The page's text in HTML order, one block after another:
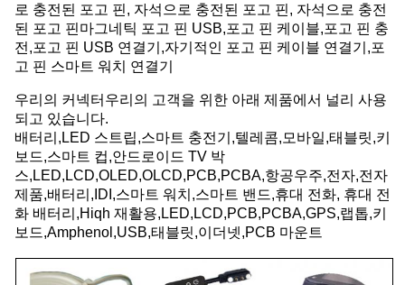
로 충전된 포고 핀, 자석으로 충전된 포고 핀, 자석으로 충전
된 포고 핀마그네틱 포고 핀 USB,포고 핀 케이블,포고 핀 충
전,포고 핀 USB 연결기,자기적인 포고 핀 케이블 연결기,포
고 핀 스마트 워치 연결기
우리의 커넥터 우리의 고객을 위한 아래 제품에서 널리 사용
되고 있습니다.
배터리,LED 스트립,스마트 충전기,텔레콤,모바일,태블릿,키
보드,스마트 컵,안드로이드 TV 박
스,LED,LCD,OLED,OLCD,PCB,PCBA,항공우주,전자,전자
제품,배터리,IDI,스마트 워치,스마트 밴드,휴대 전화, 휴대 전
화 배터리,Hiqh 재활용,LED,LCD,PCB,PCBA,GPS,랩톱,키
보드,Amphenol,USB,태블릿,이더넷,PCB 마운트